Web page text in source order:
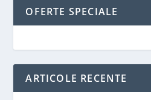
OFERTE SPECIALE
ARTICOLE RECENTE